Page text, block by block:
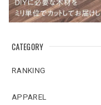
CATEGORY
RANKING
APPAREL